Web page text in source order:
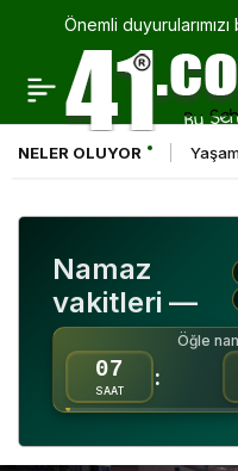
Önemli
NELER OLUYOR
Namaz
vakitleri —
Öğle
07
SAAT
:
2025’te 7 bin
ilk yardım eğitimi